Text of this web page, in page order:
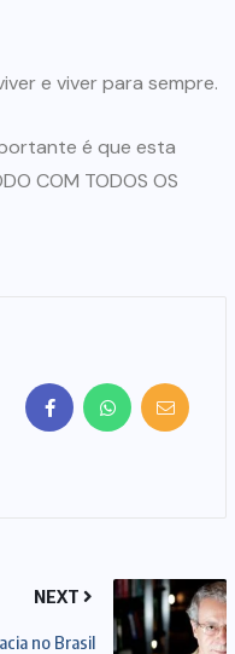
e viver para sempre.
é que esta
COM TODOS OS
NEXT
no Brasil
Curso de
2021